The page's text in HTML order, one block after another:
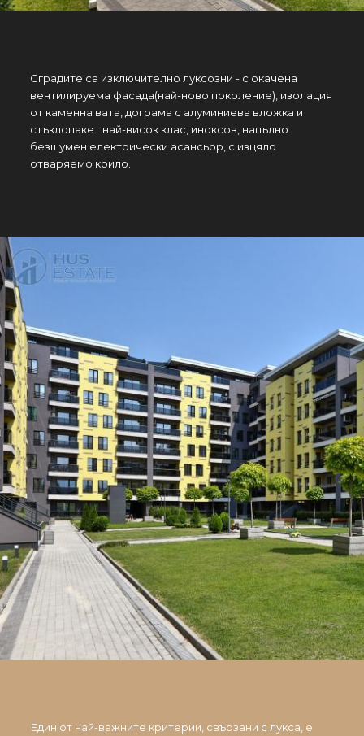
Сградите са изключително луксозни - с окачена
вентилируема фасада(най-ново поколение), изолация
от каменна вата, дограма с алуминиева вложка и
стъклопакет най-висок клас, иноксов, напълно
безшумен електрически асансьор, с изцяло
отваряемо крило.
Един от най-важните критерии, свързани с лукса, е